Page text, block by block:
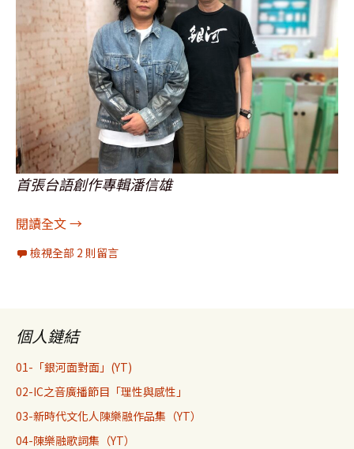
首張台語創作專輯潘信雄
閱讀全文[圖輯]訪問：潘信雄、謝和弦+陳緗妮、陳忻玥、
→
檢視全部 2 則留言
個人鏈結
01-「銀河面對面」(YT)
02-IC之音廣播節目「理性與感性」
03-新時代文化人陳樂融作品集（YT）
04-陳樂融歌詞集（YT）